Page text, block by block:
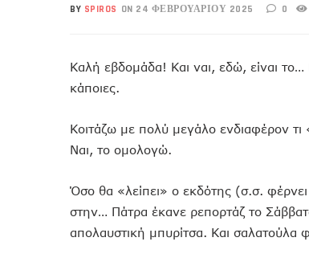
BY SPIROS ON 24 ΦΕΒΡΟΥΑΡΊΟΥ 2025 0
Καλή εβδομάδα! Και ναι, εδώ, είναι
κάποιες.
Κοιτάζω με πολύ μεγάλο ενδιαφέρον τι
Ναι, το ομολογώ.
Όσο θα «λείπει» ο εκδότης (σ.σ.
στην… Πάτρα έκανε ρεπορτάζ το
απολαυστική μπυρίτσα. Και σαλατούλα